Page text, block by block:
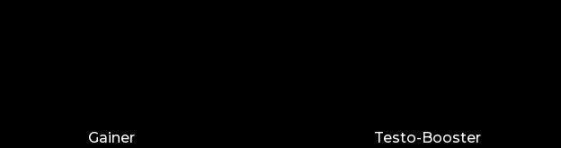
Gainer
Testo-Booster